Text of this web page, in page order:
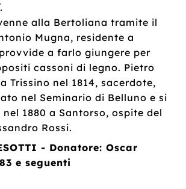
alla Bertoliana tramite il
Mugna, residente a
a farlo giungere per
cassoni di legno. Pietro
Trissino nel 1814, sacerdote,
nel Seminario di Belluno e si
1880 a Santorso, ospite del
Rossi.
- Donatore: Oscar
e seguenti